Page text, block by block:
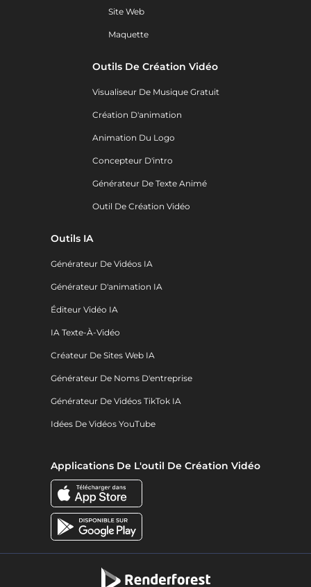
Site Web
Maquette
Outils De Création Vidéo
Visualiseur De Musique Gratuit
Création D'animation
Animation Du Logo
Concepteur D'intro
Générateur De Texte Animé
Outil De Création Vidéo
Outils IA
Générateur De Vidéos IA
Générateur D'animation IA
Éditeur Vidéo IA
IA Texte-À-Vidéo
Créateur De Sites Web IA
Générateur De Noms D'entreprise
Générateur De Vidéos TikTok IA
Idées De Vidéos YouTube
Applications De L'outil De Création Vidéo